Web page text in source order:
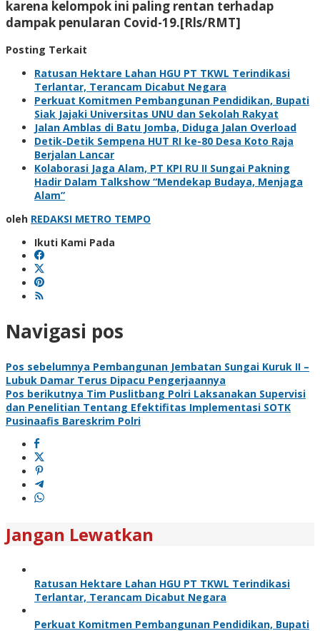
karena kelompok ini paling rentan terhadap
dampak penularan Covid-19.[Rls/RMT]
Posting Terkait
Ratusan Hektare Lahan HGU PT TKWL Terindikasi
Terlantar, Terancam Dicabut Negara
Perkuat Komitmen Pembangunan Pendidikan, Bupati
Siak Jajaki Universitas UNU dan Sekolah Rakyat
Jalan Amblas di Batu Jomba, Diduga Jalan Overload
Detik-Detik Sempena HUT RI ke-80 Desa Koto Raja
Berjalan Lancar
Kolaborasi Jaga Alam, PT KPI RU II Sungai Pakning
Hadir Dalam Talkshow “Mendekap Budaya, Menjaga
Alam”
oleh REDAKSI METRO TEMPO
Ikuti Kami Pada
Navigasi pos
Pos sebelumnya Pembangunan Jembatan Sungai Kuruk II –
Lubuk Damar Terus Dipacu Pengerjaannya
Pos berikutnya Tim Puslitbang Polri Laksanakan Supervisi
dan Penelitian Tentang Efektifitas Implementasi SOTK
Pusinaafis Bareskrim Polri
Jangan Lewatkan
Ratusan Hektare Lahan HGU PT TKWL Terindikasi
Terlantar, Terancam Dicabut Negara
Perkuat Komitmen Pembangunan Pendidikan, Bupati